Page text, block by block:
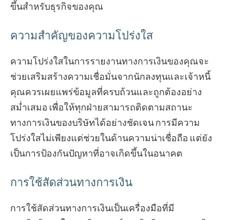
ขึ้นสำหรับธุรกิจของคุณ
ความสำคัญของความโปร่งใส
ความโปร่งใสในการรายงานทางการเงินของคุณจะ
ช่วยเสริมสร้างความเชื่อมั่นจากนักลงทุนและเจ้าหนี้
คุณควรเผยแพร่ข้อมูลที่ครบถ้วนและถูกต้องอย่าง
สม่ำเสมอ เพื่อให้ทุกฝ่ายสามารถติดตามสถานะ
ทางการเงินของบริษัทได้อย่างชัดเจน การมีความ
โปร่งใสไม่เพียงแต่ช่วยในด้านความน่าเชื่อถือ แต่ยัง
เป็นการป้องกันปัญหาที่อาจเกิดขึ้นในอนาคต
การใช้สัดส่วนทางการเงิน
การใช้สัดส่วนทางการเงินเป็นเครื่องมือที่มี